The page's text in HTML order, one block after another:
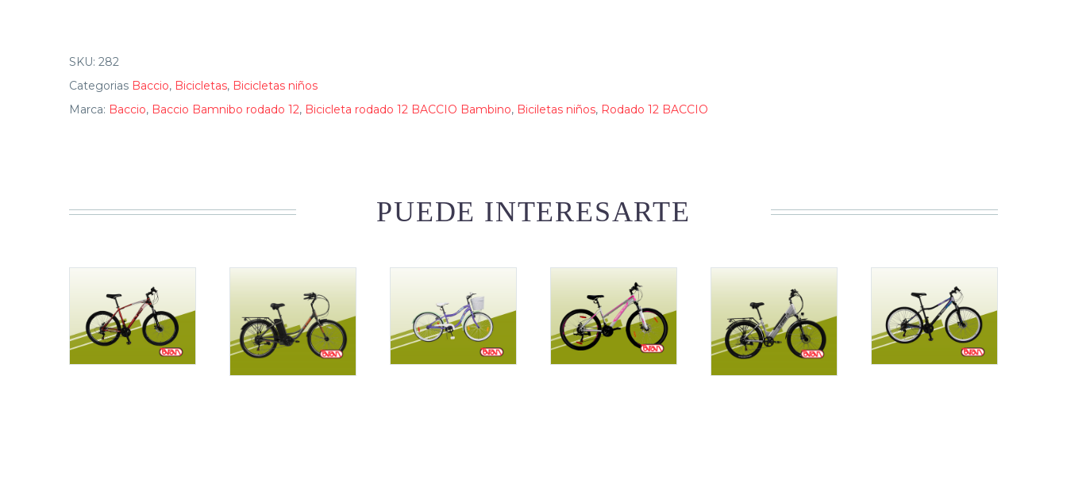
SKU: 282
Categorias Baccio, Bicicletas, Bicicletas niños
Marca: Baccio, Baccio Bamnibo rodado 12, Bicicleta rodado 12 BACCIO Bambino, Biciletas niños, Rodado 12 BACCIO
PUEDE INTERESARTE